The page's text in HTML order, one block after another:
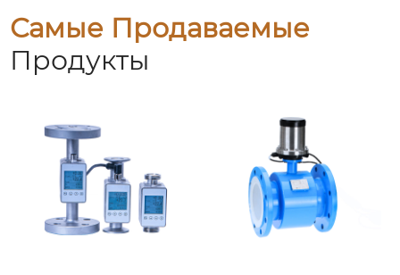
Самые Продаваемые
Продукты